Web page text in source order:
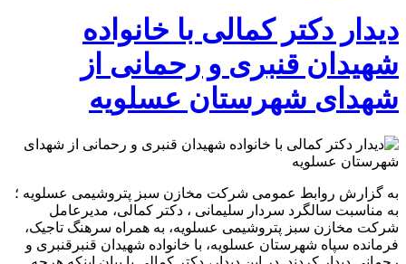
دیدار دکتر کمالی با خانواده
شهیدان قنبری و رحمانی از
شهدای شهرستان عسلویه
به گزارش روابط عمومی شرکت مخازن سبز پتروشیمی عسلویه ؛
به مناسبت سالگرد سردار سلیمانی ، دکتر کمالی، مدیرعامل
شرکت مخازن سبز پتروشیمی عسلویه، به همراه سرهنگ تاجیک،
فرمانده سپاه شهرستان عسلویه، با خانواده شهیدان قنبرقنبری و